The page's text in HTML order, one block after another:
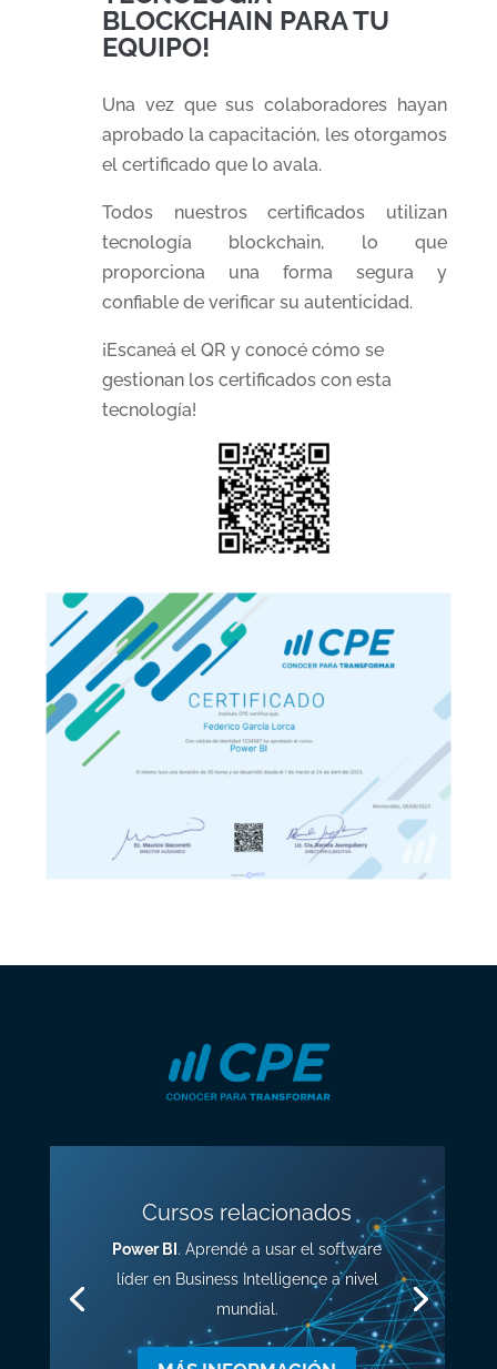
BLOCKCHAIN PARA TU
EQUIPO!
Una vez que sus colaboradores hayan
aprobado la capacitación, les otorgamos
el certificado que lo avala.
Todos nuestros certificados utilizan
tecnología blockchain, lo que
proporciona una forma segura y
confiable de verificar su autenticidad.
¡Escaneá el QR y conocé cómo se
gestionan los certificados con esta
tecnología!
Cursos relacionados
Power BI . Aprendé a usar el software
líder en Business Intelligence a nivel
mundial.